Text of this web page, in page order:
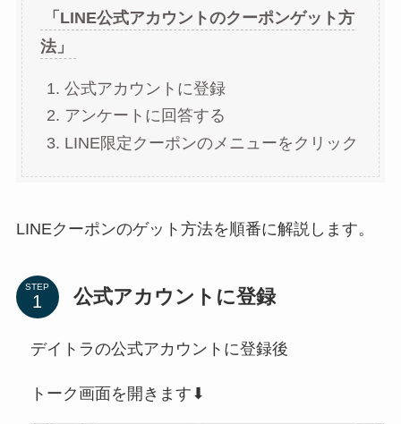
「LINE公式アカウントのクーポンゲット方
法」
公式アカウントに登録
アンケートに回答する
LINE限定クーポンのメニューをクリック
LINEクーポンのゲット方法を順番に解説します。
STEP 公式アカウントに登録
デイトラの公式アカウントに登録後
トーク画面を開きます⬇︎